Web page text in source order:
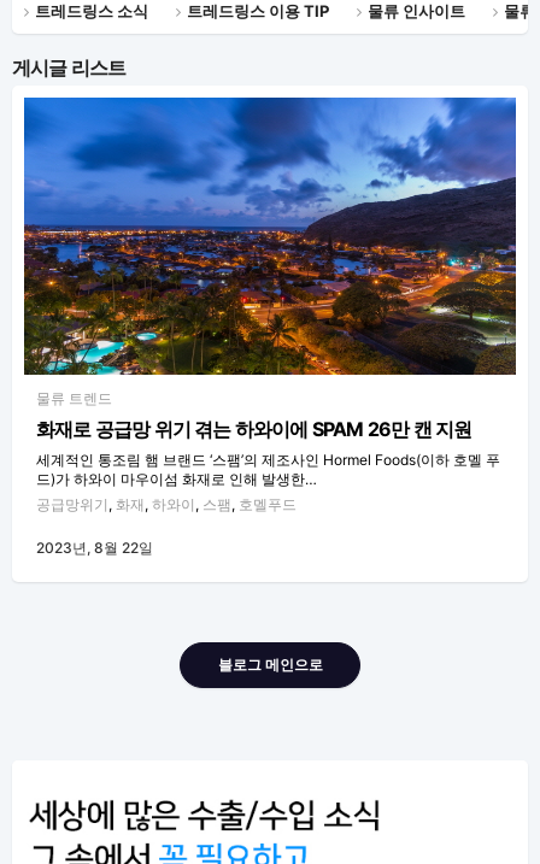
게시글 리스트
물류 트렌드
화재로 공급망 위기 겪는 하와이에 SPAM 26만 캔 지원
세계적인 통조림 햄 브랜드 ‘스팸’의 제조사인 Hormel Foods(이하 호멜 푸
드)가 하와이 마우이섬 화재로 인해 발생한…
공급망위기 , 화재, 하와이 , 스팸, 호멜푸드
2023년, 8월 22일
블로그 메인으로
트레드링스 소식 트레드링스 이용 TIP 물류 인사이트 물류